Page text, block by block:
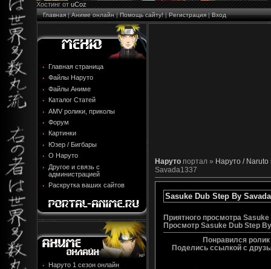
Хостинг от uCoz
Главная|Аниме онлайн|Помощь сайту!|Регистрация|Вход
Главная страница
Файлы Наруто
Файлы Аниме
Каталог Статей
AMV ролики, приколы
Форум
Картинки
Юзер / Бигбары
О Наруто
Другое и связь с
администрацией
Раскрутка ваших сайтов
Наруто 1 сезон онлайн
Наруто портал » Наруто /
Savada1337
Sasuke Dub Step By
Приятного просмотра
Просмотр Sasuke Dub Step
Понравился
Поделись ссылкой с